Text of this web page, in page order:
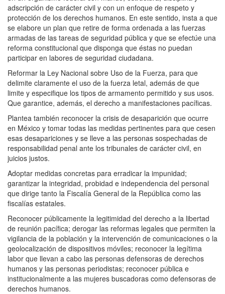
adscripción de carácter civil y con un enfoque de respeto y
protección de los derechos humanos. En este sentido, insta a que
se elabore un plan que retire de forma ordenada a las fuerzas
armadas de las tareas de seguridad pública y que se efectúe una
reforma constitucional que disponga que éstas no puedan
participar en labores de seguridad ciudadana.
Reformar la Ley Nacional sobre Uso de la Fuerza, para que
delimite claramente el uso de la fuerza letal, además de que
limite y especifique los tipos de armamento permitido y sus usos.
Que garantice, además, el derecho a manifestaciones pacíficas.
Plantea también reconocer la crisis de desaparición que ocurre
en México y tomar todas las medidas pertinentes para que cesen
esas desapariciones y se lleve a las personas sospechadas de
responsabilidad penal ante los tribunales de carácter civil, en
juicios justos.
Adoptar medidas concretas para erradicar la impunidad;
garantizar la integridad, probidad e independencia del personal
que dirige tanto la Fiscalía General de la República como las
fiscalías estatales.
Reconocer públicamente la legitimidad del derecho a la libertad
de reunión pacífica; derogar las reformas legales que permiten la
vigilancia de la población y la intervención de comunicaciones o la
geolocalización de dispositivos móviles; reconocer la legítima
labor que llevan a cabo las personas defensoras de derechos
humanos y las personas periodistas; reconocer pública e
institucionalmente a las mujeres buscadoras como defensoras de
derechos humanos.